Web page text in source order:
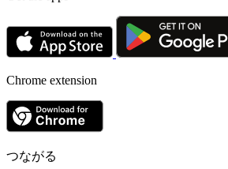
Chrome extension
つながる